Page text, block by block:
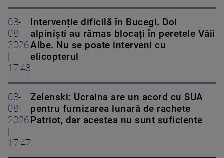
08-
08-
2026
17:48
Intervenție dificilă în Bucegi. Doi
alpiniști au rămas blocați în peretele Văii
Albe. Nu se poate interveni cu
elicopterul
08-
08-
2026
17:47
Zelenski: Ucraina are un acord cu SUA
pentru furnizarea lunară de rachete
Patriot, dar acestea nu sunt suficiente